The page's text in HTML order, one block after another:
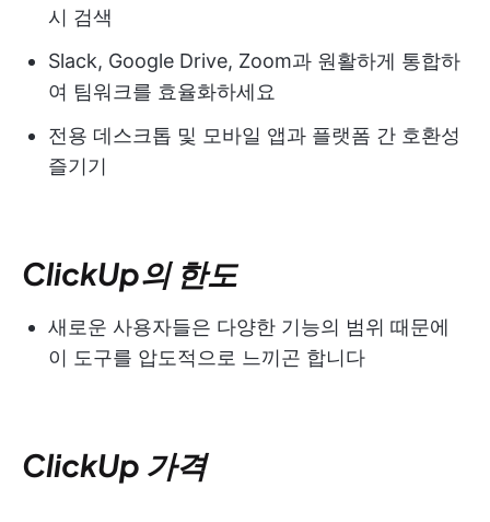
시 검색
Slack, Google Drive, Zoom과 원활하게 통합하
여 팀워크를 효율화하세요
전용 데스크톱 및 모바일 앱과 플랫폼 간 호환성
즐기기
ClickUp의 한도
새로운 사용자들은 다양한 기능의 범위 때문에
이 도구를 압도적으로 느끼곤 합니다
ClickUp 가격